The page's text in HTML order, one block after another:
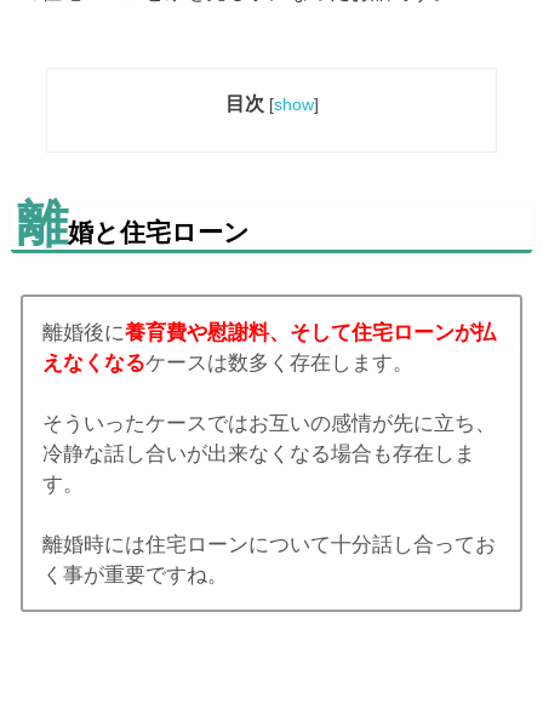
目次 [show]
離婚と住宅ローン
離婚後に養育費や慰謝料、そして住宅ローンが払
えなくなるケースは数多く存在します。
そういったケースではお互いの感情が先に立ち、
冷静な話し合いが出来なくなる場合も存在しま
す。
離婚時には住宅ローンについて十分話し合ってお
く事が重要ですね。